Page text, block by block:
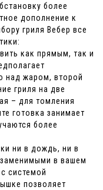
более
дополнение к
гриля Вебер все
как прямым, так и
над жаром, второй
гриля на две
– для томления
готовка занимает
более
ни в дождь, ни в
в вашем
системой
позволяет